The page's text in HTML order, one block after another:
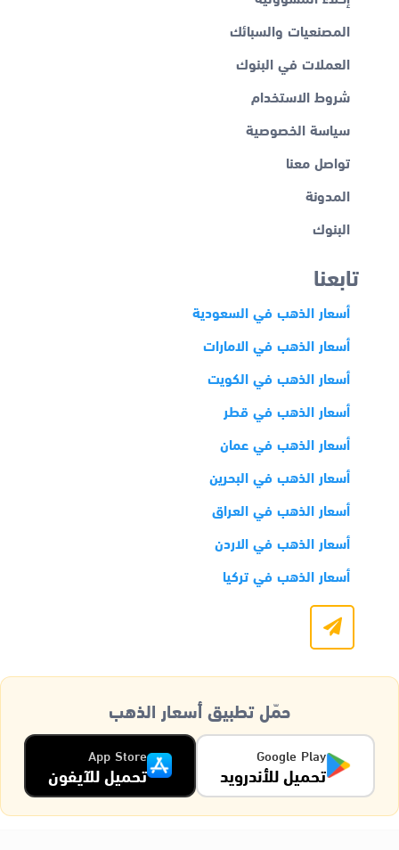
المصنعيات والسبائك
العملات في البنوك
شروط الاستخدام
سياسة الخصوصية
تواصل معنا
المدونة
البنوك
تابعنا
أسعار الذهب في السعودية
أسعار الذهب في الامارات
أسعار الذهب في الكويت
أسعار الذهب في قطر
أسعار الذهب في عمان
أسعار الذهب في البحرين
أسعار الذهب في العراق
أسعار الذهب في الاردن
أسعار الذهب في تركيا
حمّل تطبيق أسعار الذهب
Google Play
تحميل للأندرويد
App Store
تحميل للآيفون